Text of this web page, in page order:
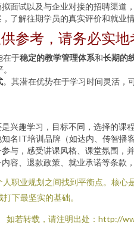
面试以及与企业对接的招聘渠道
了解往期学员的真实评价和就业
参考，请务必实地
在于稳定的教学管理体系和长期的
。其潜在优势在于学习时间灵活，
兴趣学习，目标不同，选择的课
名IT培训品牌（如达内、传智
与，感受讲课风格、课堂氛围，
容、退款政策、就业承诺等条款
业规划之间找到平衡点。核心
下最坚实的基础。
如若转载，请注明出处：http://